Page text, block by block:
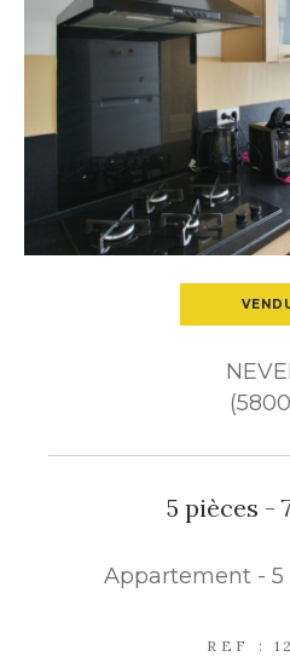
5 pièces -
Appartement - 5
REF :
2 3